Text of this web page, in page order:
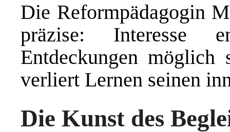
Die Reformpädagogin
präzise: Interesse
Entdeckungen
verliert Lernen seinen
Die Kunst des